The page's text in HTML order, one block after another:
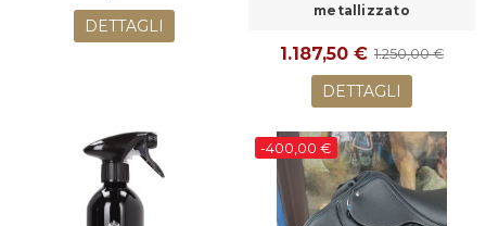
DETTAGLI
metallizzato
1.187,50 € 1.250,00 €
DETTAGLI
-400,00 €